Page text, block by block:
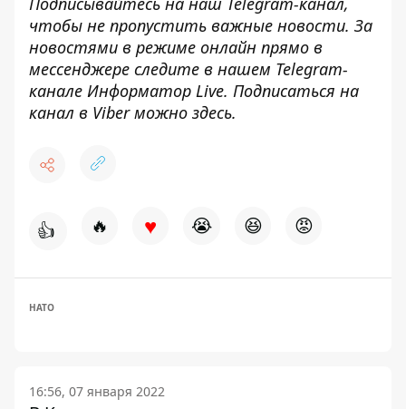
чтобы не пропустить важные новости. За
новостями в режиме онлайн прямо в
мессенджере следите в нашем Telegram-
канале Информатор Live. Подписаться на
канал в Viber можно здесь.
👍 🔥 ♥ 😭 😆 😡
НАТО
16:56, 07 января 2022